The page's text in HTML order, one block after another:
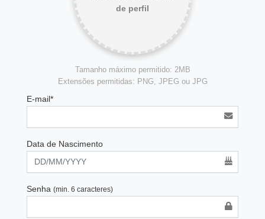
de perfil
Tamanho máximo permitido: 2MB
Extensões permitidas: PNG, JPEG ou JPG
E-mail*
Data de Nascimento
Senha (min. 6 caracteres)